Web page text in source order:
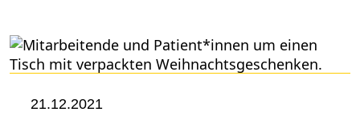
21.12.2021